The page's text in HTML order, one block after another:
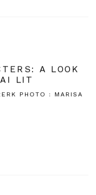
A LOOK
LIT
PHOTO : MARISA